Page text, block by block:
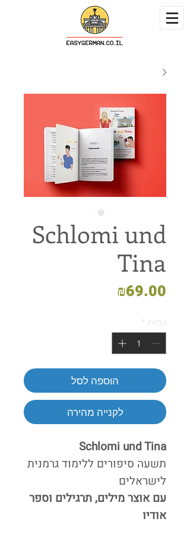
Schlomi und
Tina
₪69.00
הוספה לסל
לקנייה מהירה
Schlomi und Tina
תשעה סיפורים ללימוד גרמנית
לישראלים
עם אוצר מילים, תרגילים וספר
אודיו